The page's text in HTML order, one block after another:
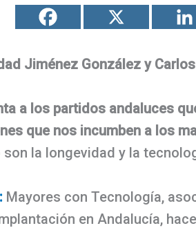
Jiménez González y
a los partidos andaluces
que nos incumben a los
la longevidad y la
Mayores con Tecnología,
en Andalucía,